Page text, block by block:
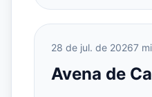
28 de jul. de 20267
Avena de